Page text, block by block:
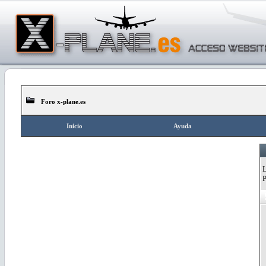
Foro x-plane.es
Inicio Ayuda